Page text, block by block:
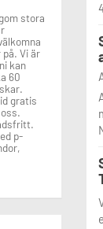
stora
Vi är
kan
60
gratis
p-
sin